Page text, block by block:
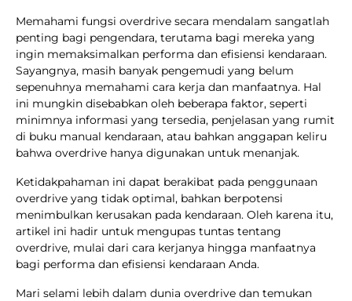
Memahami fungsi overdrive secara mendalam sangatlah
penting bagi pengendara, terutama bagi mereka yang
ingin memaksimalkan performa dan efisiensi kendaraan.
Sayangnya, masih banyak pengemudi yang belum
sepenuhnya memahami cara kerja dan manfaatnya. Hal
ini mungkin disebabkan oleh beberapa faktor, seperti
minimnya informasi yang tersedia, penjelasan yang rumit
di buku manual kendaraan, atau bahkan anggapan keliru
bahwa overdrive hanya digunakan untuk menanjak.
Ketidakpahaman ini dapat berakibat pada penggunaan
overdrive yang tidak optimal, bahkan berpotensi
menimbulkan kerusakan pada kendaraan. Oleh karena itu,
artikel ini hadir untuk mengupas tuntas tentang
overdrive, mulai dari cara kerjanya hingga manfaatnya
bagi performa dan efisiensi kendaraan Anda.
Mari selami lebih dalam dunia overdrive dan temukan